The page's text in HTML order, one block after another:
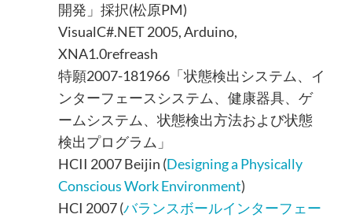
開発」採択(松原PM)
VisualC#.NET 2005, Arduino,
XNA1.0refreash
特願2007-181966「状態検出システム、イ
ンターフェースシステム、健康器具、ゲ
ームシステム、状態検出方法および状態
検出プログラム」
HCII 2007 Beijin (Designing a Physically
Conscious Work Environment)
HCI 2007 (バランスボールインターフェー